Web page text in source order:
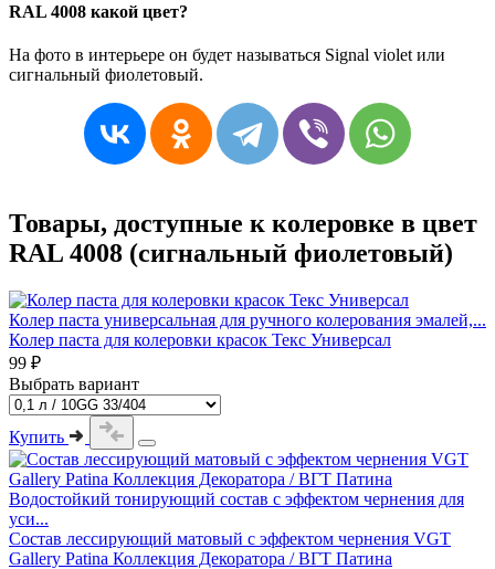
RAL 4008 какой цвет?
На фото в интерьере он будет называться Signal violet или
сигнальный фиолетовый.
Товары, доступные к колеровке в цвет
RAL 4008 (сигнальный фиолетовый)
Колер паста универсальная для ручного колерования эмалей,...
Колер паста для колеровки красок Текс Универсал
99 ₽
Выбрать вариант
Купить
Водостойкий тонирующий состав с эффектом чернения для
уси...
Состав лессирующий матовый с эффектом чернения VGT
Gallery Patina Коллекция Декоратора / ВГТ Патина